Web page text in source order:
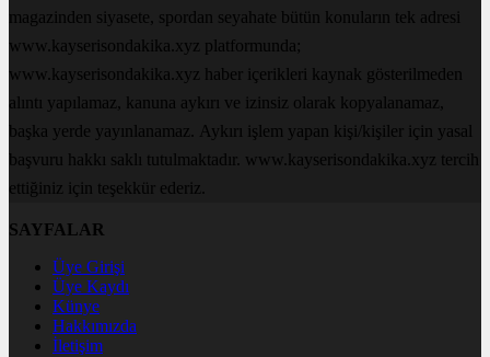
magazinden siyasete, spordan seyahate bütün konuların tek adresi
www.kayserisondakika.xyz platformunda;
www.kayserisondakika.xyz haber içerikleri kaynak gösterilmeden
alıntı yapılamaz, kanuna aykırı ve izinsiz olarak kopyalanamaz,
başka yerde yayınlanamaz. Aykırı işlem yapan kişi/kişiler için yasal
başvuru hakkı saklı tutulmaktadır. www.kayserisondakika.xyz tercih
ettiğiniz için teşekkür ederiz.
SAYFALAR
Üye Girişi
Üye Kaydı
Künye
Hakkımızda
İletişim